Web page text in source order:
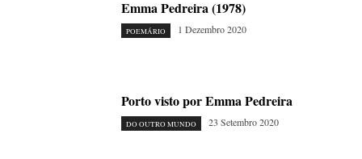
Emma Pedreira (1978)
POEMÁRIO 1 Dezembro 2020
Porto visto por Emma Pedreira
DO OUTRO MUNDO 23 Setembro 2020